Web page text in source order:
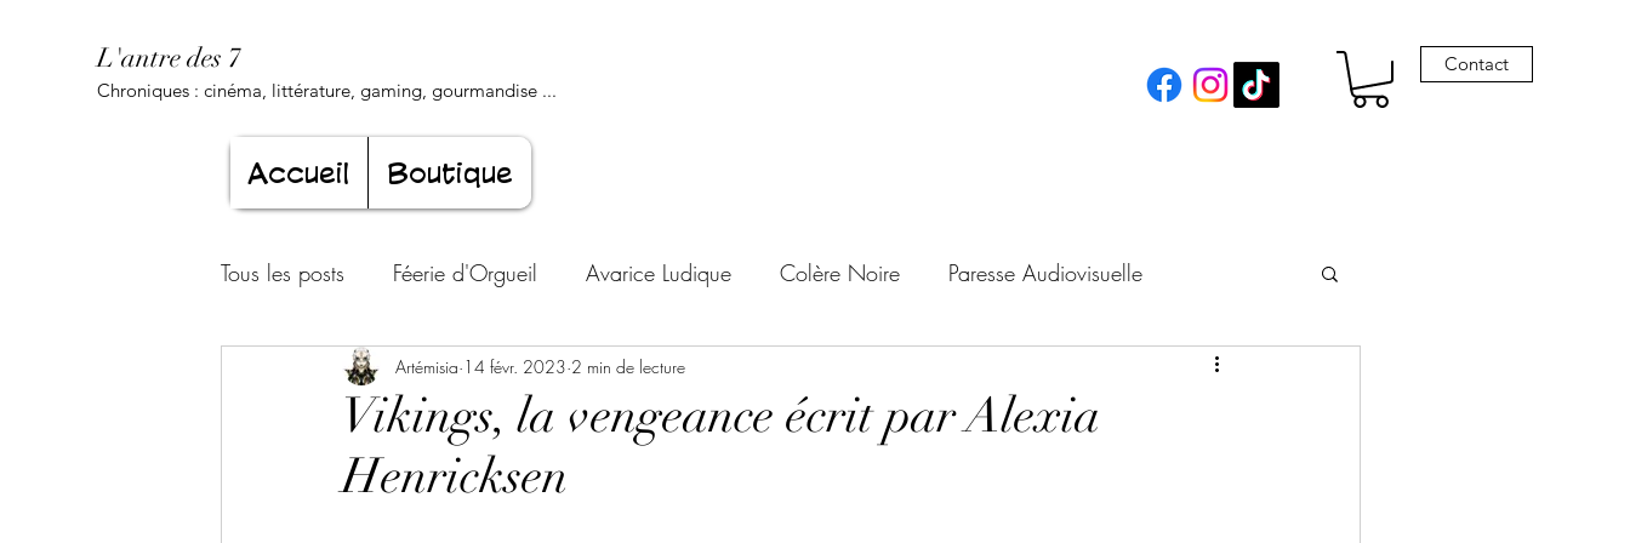
L'antre des 7
Chroniques : cinéma, littérature, gaming, gourmandise ...
Contact
Accueil Boutique
Tous les posts Féerie d'Orgueil Avarice Ludique Colère Noire Paresse Audiovisuelle
Luxure Envoûtante Gourmandise Proscrite
Jeunesse éternelle Cœur d'adolescent
Vikings, la vengeance écrit par Alexia
Henricksen
Artémisia 14 févr. 2023 2 min de lecture